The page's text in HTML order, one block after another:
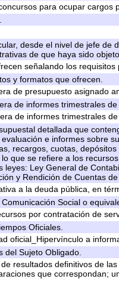
para ocupar cargos
desde el nivel de jefe
de que haya sido
señalando los
y formatos que ofrecen.
de presupuesto asignado
de informes trimestrales
de informes trimestrales
detallada que
e informes sobre
recargos, cuotas,
que se refiere a los
leyes: Ley General de
y Rendición de Cuentas
a la deuda pública, en
Social o
por contratación de
Oficiales.
oficial_Hipervínculo a
del Sujeto Obligado.
resultados definitivos de
que correspondan;